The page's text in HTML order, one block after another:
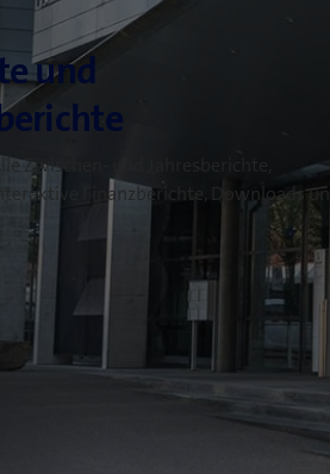
Zwischen- und Jahresberichte,
Finanzberichte, Downloads und